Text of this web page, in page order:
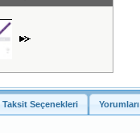
Taksit Seçenekleri Yorumları